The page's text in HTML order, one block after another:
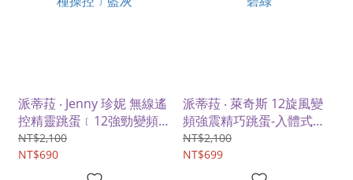
派蒂菈 ‧ Jenny 珍妮 無線遙
控精靈跳蛋﹝12強勁變頻
震動+親膚矽膠+靜音+兩種
操控﹞藍灰
NT$2,100
NT$690
派蒂菈 ‧ 萊奇斯 12旋風變
頻強震精巧跳蛋-入體式無
線遙控﹝兩種操控模式﹞碧
綠
NT$2,100
NT$699